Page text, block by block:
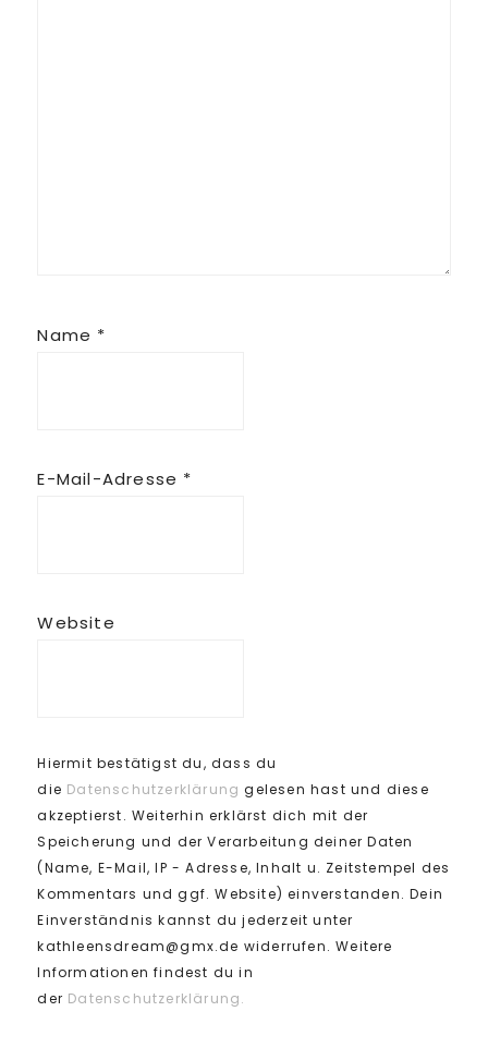
Name *
E-Mail-Adresse *
Website
Hiermit bestätigst du, dass du
die Datenschutzerklärung gelesen hast und diese
akzeptierst. Weiterhin erklärst dich mit der
Speicherung und der Verarbeitung deiner Daten
(Name, E-Mail, IP - Adresse, Inhalt u. Zeitstempel des
Kommentars und ggf. Website) einverstanden. Dein
Einverständnis kannst du jederzeit unter
kathleensdream@gmx.de widerrufen. Weitere
Informationen findest du in
der Datenschutzerklärung.